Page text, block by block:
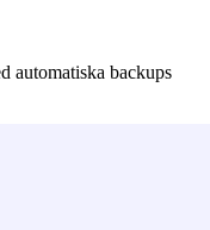
automatiska backups